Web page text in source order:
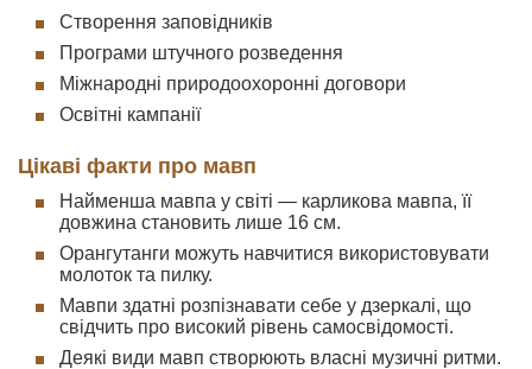
Створення заповідників
Програми штучного розведення
Міжнародні природоохоронні договори
Освітні кампанії
Цікаві факти про мавп
Найменша мавпа у світі — карликова мавпа, її
довжина становить лише 16 см.
Орангутанги можуть навчитися використовувати
молоток та пилку.
Мавпи здатні розпізнавати себе у дзеркалі, що
свідчить про високий рівень самосвідомості.
Деякі види мавп створюють власні музичні ритми.